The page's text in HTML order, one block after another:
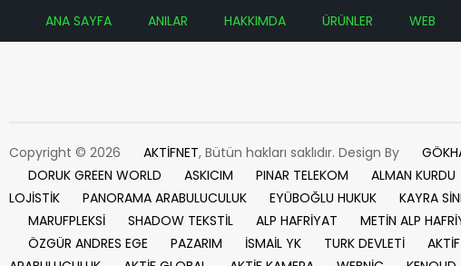
ANA SAYFA ANILAR HAKKIMDA ÜRÜNLER WEB
Copyright © 2026 AKTİFNET, Bütün hakları saklıdır. Design By
DORUK GREEN WORLD
ASKICIM PINAR TELEKOM ALMAN KURDU
LOJİSTİK
PANORAMA ARABULUCULUK EYÜBOĞLU HUKUK KAYRA
MARUFPLEKSİ
SHADOW TEKSTİL ALP HAFRİYAT METİN ALP
ÖZGÜR ANDRES EGE
PAZARIM İSMAİL YK TURK DEVLETİ